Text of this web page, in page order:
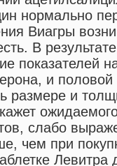
нормально
Виагры
В
показателей
и
размере и
слабо
чем при
Левитра